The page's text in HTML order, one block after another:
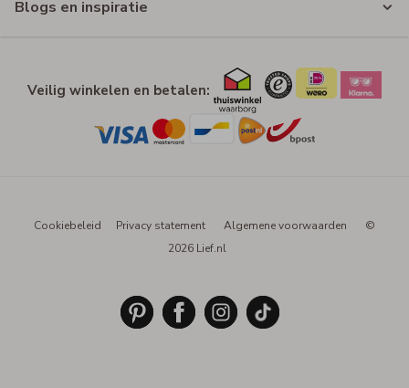
Blogs en inspiratie
Veilig winkelen en betalen:
Cookiebeleid Privacy statement Algemene voorwaarden
©
2026 Lief.nl